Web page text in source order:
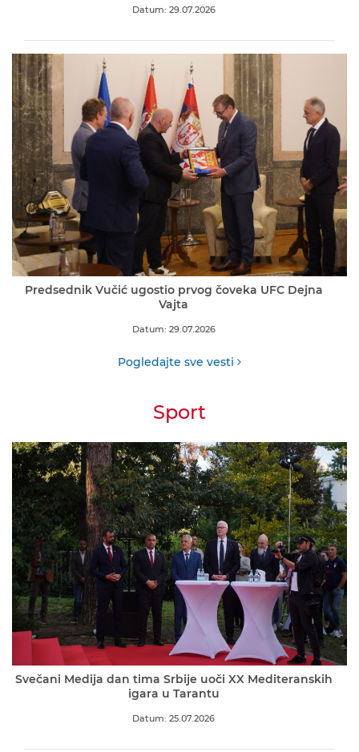
Datum: 29.07.2026
Predsednik Vučić ugostio prvog čoveka UFC Dejna
Vajta
Datum: 29.07.2026
Pogledajte sve vesti
Sport
Svečani Medija dan tima Srbije uoči XX Mediteranskih
igara u Tarantu
Datum: 25.07.2026